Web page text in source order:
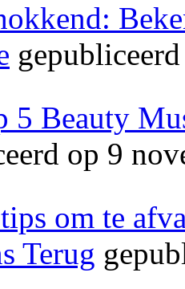
5 Beauty
op 9
om te
Terug